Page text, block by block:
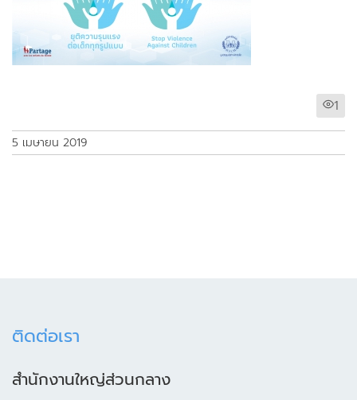
1
5 เมษายน 2019
ติดต่อเรา
สำนักงานใหญ่ส่วนกลาง